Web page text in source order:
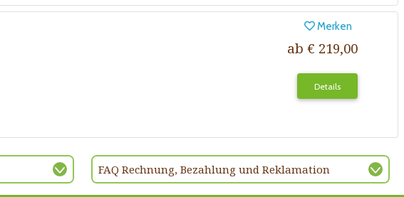
Merken
ab € 219,00
Details
FAQ Rechnung, Bezahlung und Reklamation